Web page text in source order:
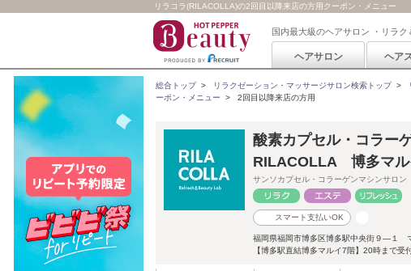
リラコラ(RILACOLLA)の2回目以降来店の方用クーポン・メニュー
国内最大級のヘアサロン ・リラ
ヘアサロン ヘア
総合トップ> リラクゼーション・マッサージサロン検索トップ>
ーポン・メニュー > 2回目以降来店の方用
酸素カプセル・コラー
RILACOLLA 博多マル
サンソカプセル・コラーゲンマシンサロ
スマート支払いOK
福岡県福岡市博多区博多駅中央街９―１
【博多駅直結博多マルイ7階】20時まで受